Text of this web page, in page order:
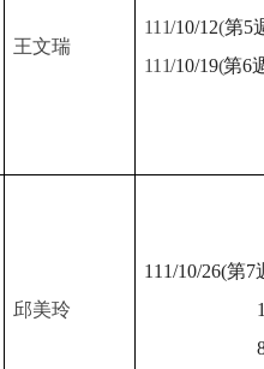
王文瑞
111/10/12(第5
111/10/19(第6
邱美玲
111/10/26(第7